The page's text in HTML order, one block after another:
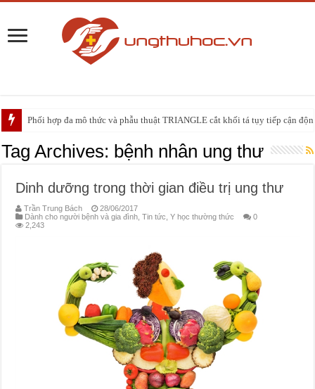
Phối hợp đa mô thức và phẫu thuật TRIANGLE cắt khối tá tụy tiếp cận
PHẪU THUẬT NEUHAUS: GIẢI PHÁP ĐIỀU TRỊ TRIỆT CĂN CHO UNG
Tag Archives: bệnh nhân ung thư
Dinh dưỡng trong thời gian điều trị ung thư
Trần Trung Bách
28/06/2017
Dành cho người bệnh và gia đình ,Tin tức ,Y học thường thức
0
2,243